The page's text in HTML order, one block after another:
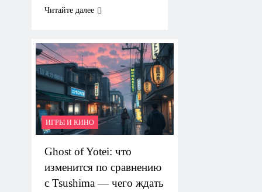
Читайте далее
ИГРЫ И КИНО
Ghost of Yotei: что
изменится по сравнению
с Tsushima — чего ждать